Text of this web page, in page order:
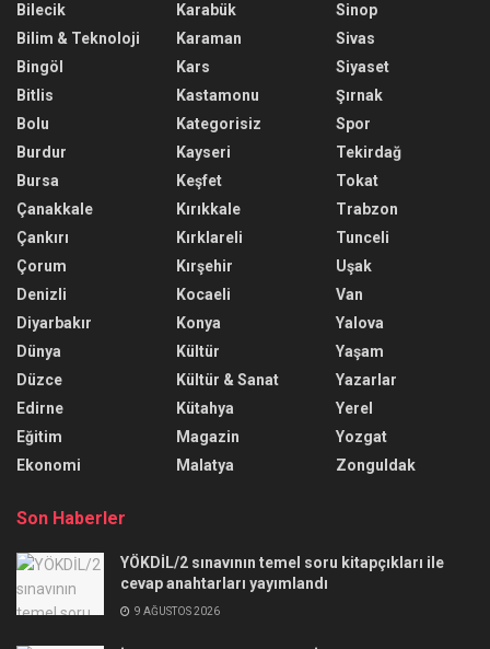
Bilecik
Bilim & Teknoloji
Bingöl
Bitlis
Bolu
Burdur
Bursa
Çanakkale
Çankırı
Çorum
Denizli
Diyarbakır
Dünya
Düzce
Edirne
Eğitim
Ekonomi
Karabük
Karaman
Kars
Kastamonu
Kategorisiz
Kayseri
Keşfet
Kırıkkale
Kırklareli
Kırşehir
Kocaeli
Konya
Kültür
Kültür & Sanat
Kütahya
Magazin
Malatya
Sinop
Sivas
Siyaset
Şırnak
Spor
Tekirdağ
Tokat
Trabzon
Tunceli
Uşak
Van
Yalova
Yaşam
Yazarlar
Yerel
Yozgat
Zonguldak
Son Haberler
YÖKDİL/2 sınavının temel soru kitapçıkları ile
cevap anahtarları yayımlandı
9 AĞUSTOS 2026